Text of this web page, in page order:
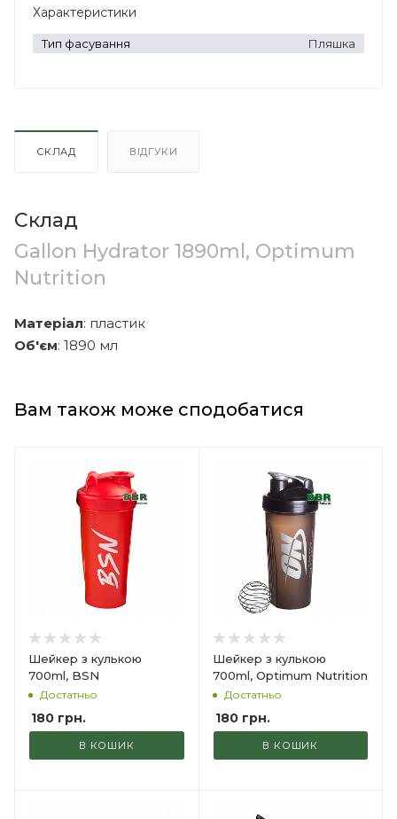
Характеристики
Тип фасування Пляшка
СКЛАД ВІДГУКИ
Склад
Gallon Hydrator 1890ml, Optimum
Nutrition
Матеріал: пластик
Об'єм: 1890 мл
Вам також може сподобатися
Шейкер з кулькою
700ml, BSN
Достатньо
180 грн.
В КОШИК
Шейкер з кулькою
700ml, Optimum Nutrition
Достатньо
180грн.
В КОШИК